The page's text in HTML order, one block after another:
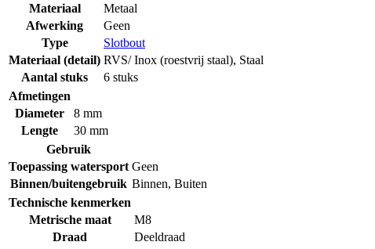
Materiaal
Metaal
Afwerking
Geen
Type
Slotbout
Materiaal (detail) RVS/ Inox (roestvrij staal), Staal
Aantal stuks
6 stuks
Afmetingen
Diameter
8 mm
Lengte
30 mm
Gebruik
Toepassing watersport Geen
Binnen/buitengebruik Binnen, Buiten
Technische kenmerken
Metrische maat
M8
Draad
Deeldraad